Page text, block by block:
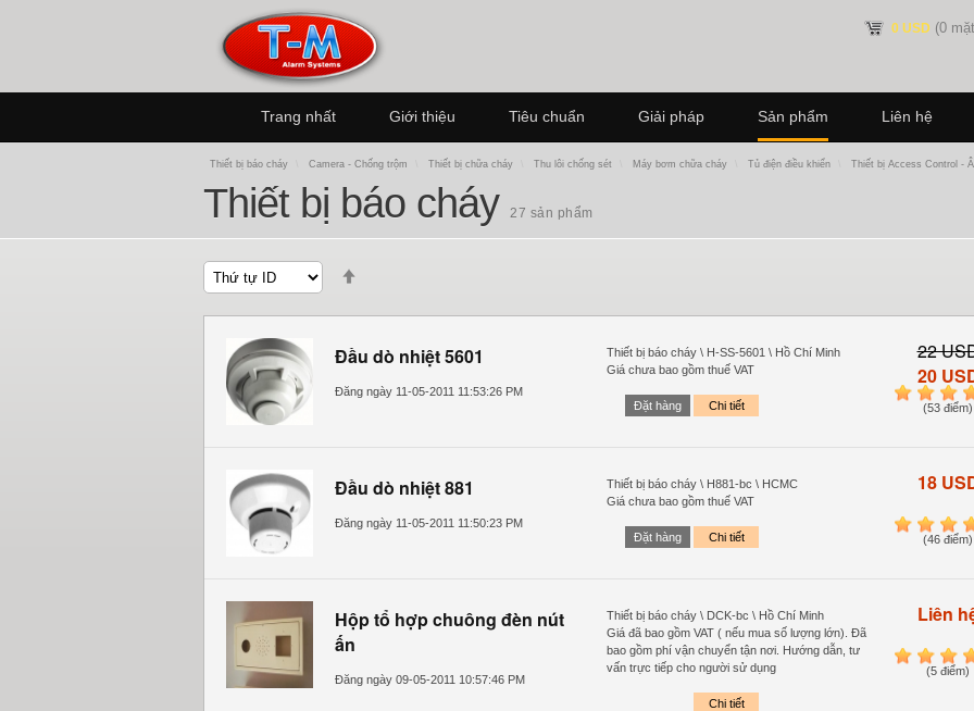
0 USD (0
Trang nhất Giới thiệu Tiêu chuẩn Giải pháp Sản phẩm Liên hệ
Thiết bị báo cháy Camera - Chống trộm Thiết bị chữa cháy Thu lôi chống sét Máy bơm chữa cháy Tủ điện điều khiển Thiết bị Access Control -
Thiết bị báo cháy 27 sản phẩm
Sort
by
Đầu dò nhiệt 5601
Đăng ngày 11-05-2011 11:53:26 PM
Thiết bị báo cháy \ H-SS-5601 \ Hồ Chí Minh
Giá chưa bao gồm thuế VAT
Đặt hàng Chi tiết
22
20
1 2 3 4
(53 điểm)
Đầu dò nhiệt 881
Đăng ngày 11-05-2011 11:50:23 PM
Thiết bị báo cháy \ H881-bc \ HCMC
Giá chưa bao gồm thuế VAT
Đặt hàng Chi tiết
18
1 2 3 4
(46 điểm)
Hộp tổ hợp chuông đèn nút
ấn
Đăng ngày 09-05-2011 10:57:46 PM
Thiết bị báo cháy \ DCK-bc \ Hồ Chí Minh
Giá đã bao gồm VAT ( nếu mua số lượng lớn). Đã
bao gồm phí vận chuyển tận nơi. Hướng dẫn, tư
vấn trực tiếp cho người sử dụng
Chi tiết
Liên
1 2 3 4
(5 điểm)